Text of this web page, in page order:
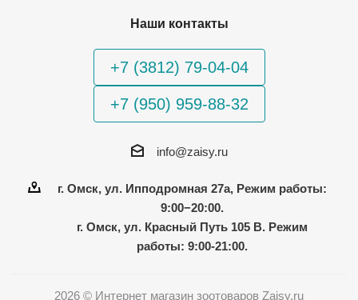
Наши контакты
+7 (3812) 79-04-04
+7 (950) 959-88-32
info@zaisy.ru
г. Омск, ул. Ипподромная 27а, Режим работы:
9:00−20:00.
г. Омск, ул. Красный Путь 105 В. Режим
работы: 9:00-21:00.
2026 © Интернет магазин зоотоваров Zaisy.ru